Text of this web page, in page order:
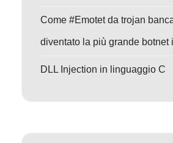
Come #Emotet da trojan
diventato la più grande botnet
DLL Injection in linguaggio C